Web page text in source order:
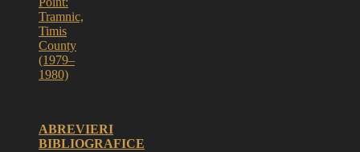
Tramnic,
Timis
County
(1979–
1980)
ABREVIERI
BIBLIOGRAFICE